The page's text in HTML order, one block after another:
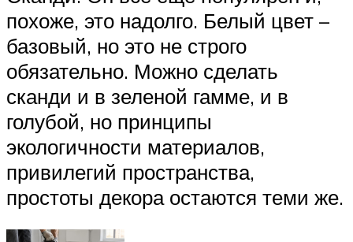
похоже, это надолго. Белый цвет –
базовый, но это не строго
обязательно. Можно сделать
сканди и в зеленой гамме, и в
голубой, но принципы
экологичности материалов,
привилегий пространства,
простоты декора остаются теми же.